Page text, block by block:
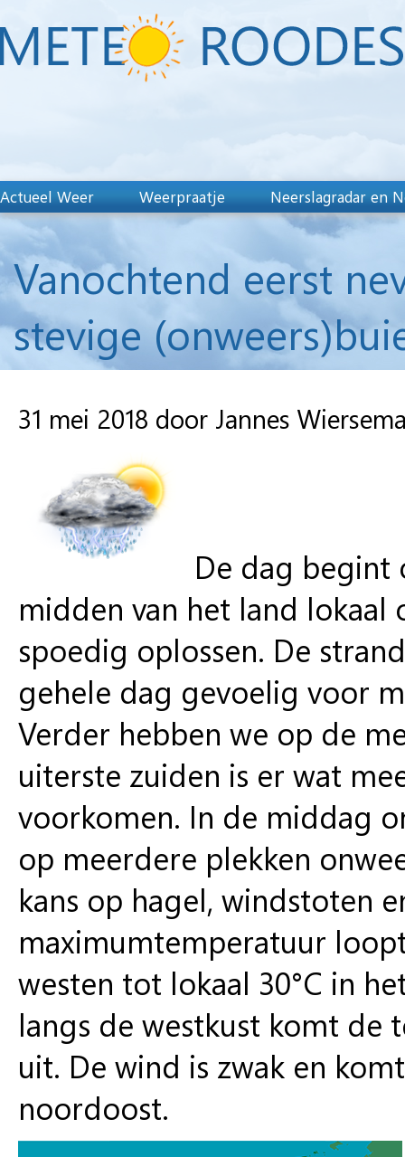
Actueel Weer Weerpraatje Neerslagradar en
Vanochtend eerst
stevige
31 mei 2018 door Jannes
De dag begint
midden van het land lokaal
spoedig oplossen. De
gehele dag gevoelig voor
Verder hebben we op de
uiterste zuiden is er wat
voorkomen. In de middag
op meerdere plekken
kans op hagel, windstoten
maximumtemperatuur
westen tot lokaal 30°C in
langs de westkust komt de
uit. De wind is zwak en
noordoost.